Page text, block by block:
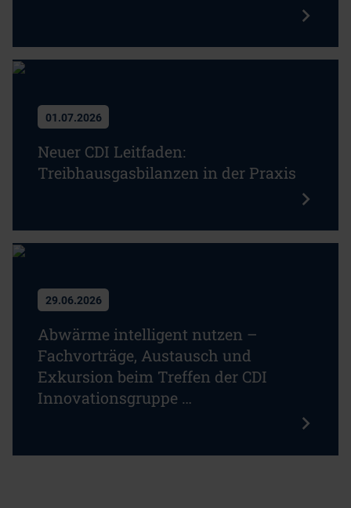
01.07.2026
Neuer CDI Leitfaden:
Treibhausgasbilanzen in der Praxis
29.06.2026
Abwärme intelligent nutzen –
Fachvorträge, Austausch und
Exkursion beim Treffen der CDI
Innovationsgruppe …